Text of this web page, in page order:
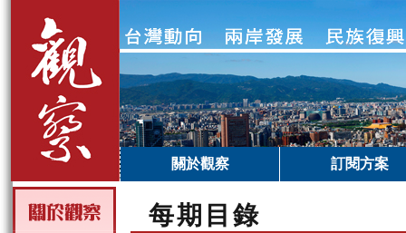
關於觀察 訂閱方案
每期目錄